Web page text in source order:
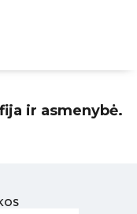
ir asmenybė.